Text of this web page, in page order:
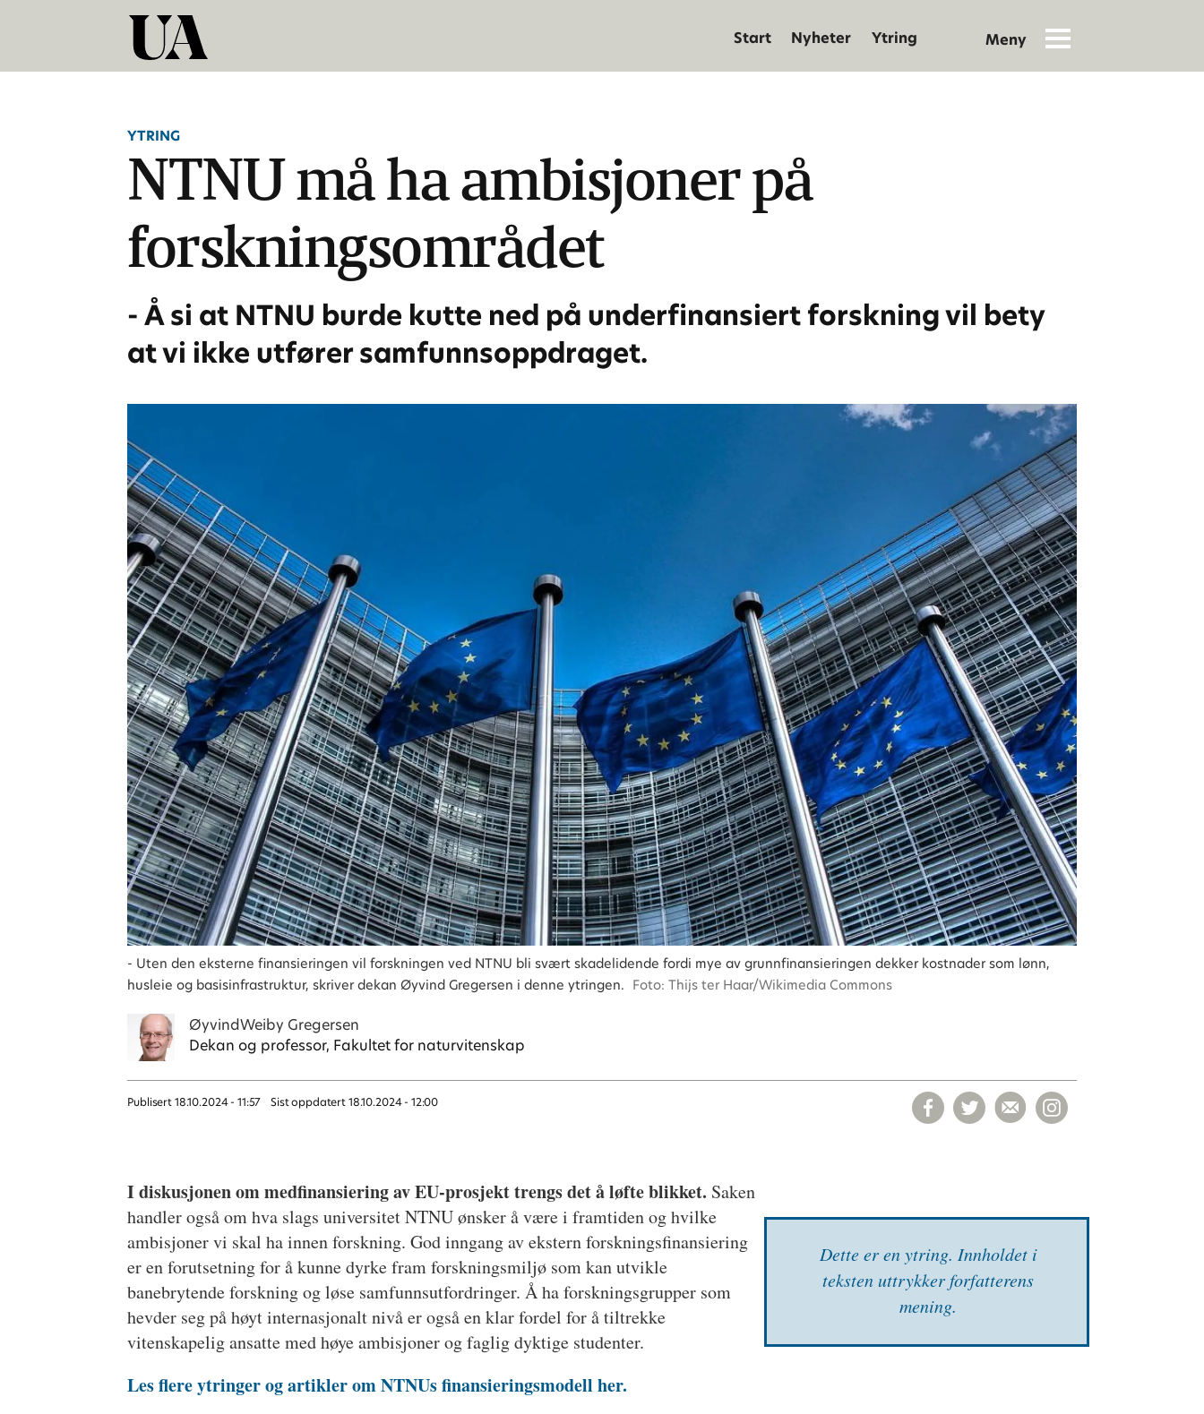
Start Nyheter Ytring
YTRING
NTNU må ha ambisjoner på
forskningsområdet
- Å si at NTNU burde kutte ned på underfinansiert forskning vil bety
at vi ikke utfører samfunnsoppdraget.
- Uten den eksterne finansieringen vil forskningen ved NTNU bli svært skadelidende fordi mye av grunnfinansieringen dekker kostnader som lønn,
husleie og basisinfrastruktur, skriver dekan Øyvind Gregersen i denne ytringen. Foto: Thijs ter Haar/Wikimedia Commons
ØyvindWeiby Gregersen
Dekan og professor, Fakultet for naturvitenskap
Publisert 18.10.2024 - 11:57 Sist oppdatert 18.10.2024 - 12:00
Dette er en ytring. Inn­holdet i
teksten uttrykker forfatterens
mening.
I diskusjonen om medfinansiering av EU-prosjekt trengs det å løfte blikket. Saken
handler også om hva slags universitet NTNU ønsker å være i framtiden og hvilke
ambisjoner vi skal ha innen forskning. God inngang av ekstern forskningsfinansiering
er en forutsetning for å kunne dyrke fram forskningsmiljø som kan utvikle
banebrytende forskning og løse samfunnsutfordringer. Å ha forskningsgrupper som
hevder seg på høyt internasjonalt nivå er også en klar fordel for å tiltrekke
vitenskapelig ansatte med høye ambisjoner og faglig dyktige studenter.
Les flere ytringer og artikler om NTNUs finansieringsmodell her.